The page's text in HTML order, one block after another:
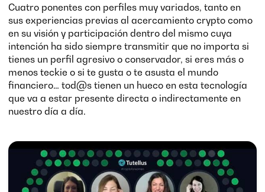
Cuatro ponentes con perfiles muy variados, tanto en
sus experiencias previas al acercamiento crypto como
en su visión y participación dentro del mismo cuya
intención ha sido siempre transmitir que no importa si
tienes un perfil agresivo o conservador, si eres más o
menos teckie o si te gusta o te asusta el mundo
financiero… tod@s tienen un hueco en esta tecnología
que va a estar presente directa o indirectamente en
nuestro día a día.